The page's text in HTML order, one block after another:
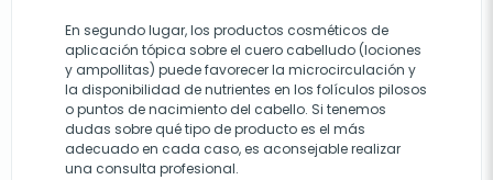
En segundo lugar, los productos cosméticos de
aplicación tópica sobre el cuero cabelludo (lociones
y ampollitas) puede favorecer la microcirculación y
la disponibilidad de nutrientes en los folículos pilosos
o puntos de nacimiento del cabello. Si tenemos
dudas sobre qué tipo de producto es el más
adecuado en cada caso, es aconsejable realizar
una consulta profesional.